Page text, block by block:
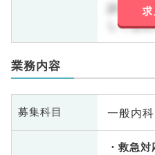
詳しく
しくは
業務内容
募集科目 一般内
救急対